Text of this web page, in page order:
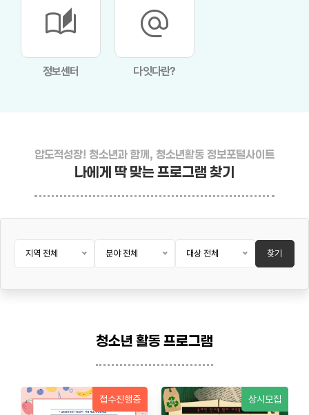
auto_stories
정보센터
alternate_email
다잇다란?
압도적성장! 청소년과 함께, 청소년활동 정보포털사이트
나에게 딱 맞는 프로그램 찾기
지역 전체 분야 전체 대상 전체 찾기
청소년 활동 프로그램
접수진행중 상시모집